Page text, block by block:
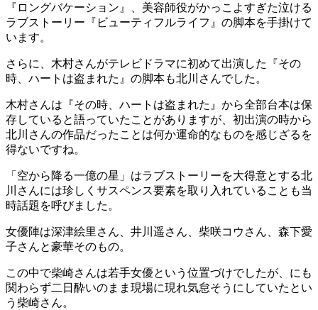
『ロングバケーション』、美容師役がかっこよすぎた泣ける
ラブストーリー『ビューティフルライフ』の脚本を手掛けて
います。
さらに、木村さんがテレビドラマに初めて出演した『その
時、ハートは盗まれた』の脚本も北川さんでした。
木村さんは『その時、ハートは盗まれた』から全部台本は保
存していると語っていたことがありますが、初出演の時から
北川さんの作品だったことは何か運命的なものを感じざるを
得ないですね。
「空から降る一億の星」はラブストーリーを大得意とする北
川さんには珍しくサスペンス要素を取り入れていることも当
時話題を呼びました。
女優陣は深津絵里さん、井川遥さん、柴咲コウさん、森下愛
子さんと豪華そのもの。
この中で柴崎さんは若手女優という位置づけでしたが、にも
関わらず二日酔いのまま現場に現れ気怠そうにしていたとい
う柴崎さん。